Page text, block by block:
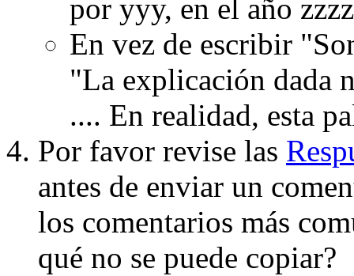
por yyy, en el año
En vez de escribir
"La explicación dada
.... En realidad, esta
Por favor revise las
antes de enviar un
los comentarios más
qué no se puede copiar?